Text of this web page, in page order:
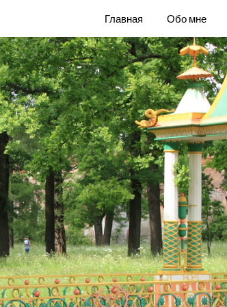
Главная Обо мне